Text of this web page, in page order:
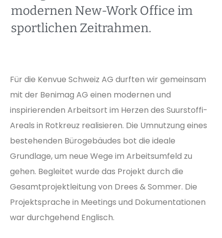
modernen New-Work Office im
sportlichen Zeitrahmen.
Für die Kenvue Schweiz AG durften wir gemeinsam
mit der Benimag AG einen modernen und
inspirierenden Arbeitsort im Herzen des Suurstoffi-
Areals in Rotkreuz realisieren. Die Umnutzung eines
bestehenden Bürogebäudes bot die ideale
Grundlage, um neue Wege im Arbeitsumfeld zu
gehen. Begleitet wurde das Projekt durch die
Gesamtprojektleitung von Drees & Sommer. Die
Projektsprache in Meetings und Dokumentationen
war durchgehend Englisch.